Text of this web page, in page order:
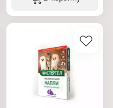
противовоспалительное,
профилактике трещин и
сухости сосков,
препятствует
проникновению
патогенной флоры через
сосок, тем самым
предупреждая развитие
мастита. В состав